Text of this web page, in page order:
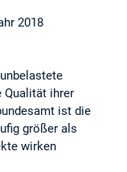
2018
Qualität ihrer
ist die
größer als
wirken